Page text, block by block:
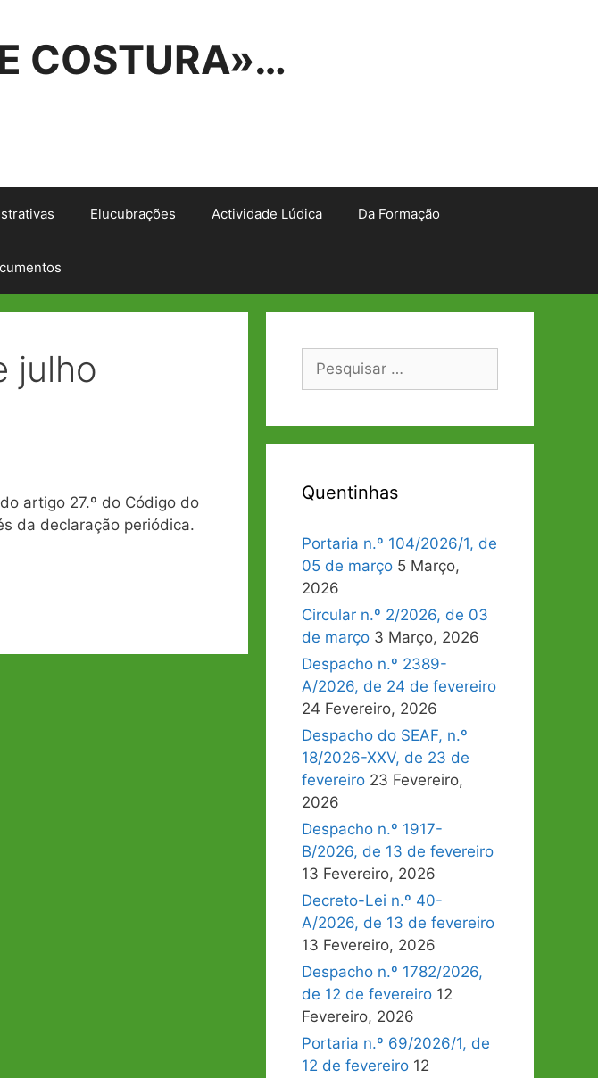
COSTURA»…
Elucubrações Actividade Lúdica Da Formação
julho
artigo 27.º do Código do
da declaração periódica.
Pesquisar
Quentinhas
Portaria n.º 104/2026/1, de
05 de março 5 Março,
2026
Circular n.º 2/2026, de 03
de março 3 Março, 2026
Despacho n.º 2389-
A/2026, de 24 de fevereiro
24 Fevereiro, 2026
Despacho do SEAF, n.º
18/2026-XXV, de 23 de
fevereiro 23 Fevereiro,
2026
Despacho n.º 1917-
B/2026, de 13 de fevereiro
13 Fevereiro, 2026
Decreto-Lei n.º 40-
A/2026, de 13 de fevereiro
13 Fevereiro, 2026
Despacho n.º 1782/2026,
de 12 de fevereiro 12
Fevereiro, 2026
Portaria n.º 69/2026/1, de
12 de fevereiro 12